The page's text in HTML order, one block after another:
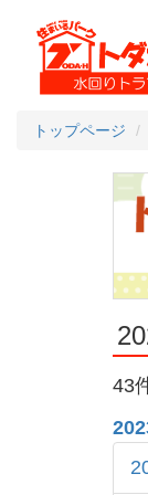
トップページ
43